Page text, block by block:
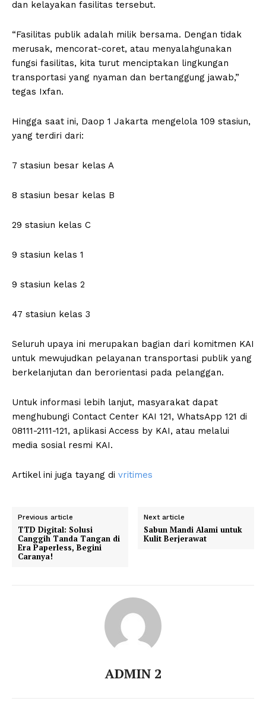
dan kelayakan fasilitas tersebut.
“Fasilitas publik adalah milik bersama. Dengan tidak
merusak, mencorat-coret, atau menyalahgunakan
fungsi fasilitas, kita turut menciptakan lingkungan
transportasi yang nyaman dan bertanggung jawab,”
tegas Ixfan.
Hingga saat ini, Daop 1 Jakarta mengelola 109 stasiun,
yang terdiri dari:
7 stasiun besar kelas A
8 stasiun besar kelas B
29 stasiun kelas C
9 stasiun kelas 1
9 stasiun kelas 2
47 stasiun kelas 3
Seluruh upaya ini merupakan bagian dari komitmen KAI
untuk mewujudkan pelayanan transportasi publik yang
berkelanjutan dan berorientasi pada pelanggan.
Untuk informasi lebih lanjut, masyarakat dapat
menghubungi Contact Center KAI 121, WhatsApp 121 di
08111-2111-121, aplikasi Access by KAI, atau melalui
media sosial resmi KAI.
Artikel ini juga tayang di vritimes
Previous article
TTD Digital: Solusi
Canggih Tanda Tangan di
Era Paperless, Begini
Caranya!
Next article
Sabun Mandi Alami untuk
Kulit Berjerawat
ADMIN 2